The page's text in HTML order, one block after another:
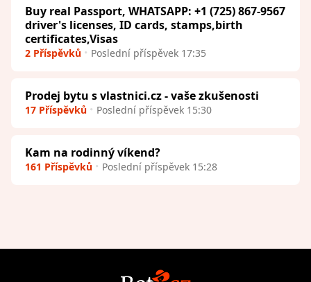
Buy real Passport, WHATSAPP: +1 (725) 867-9567
driver's licenses, ID cards, stamps,birth
certificates,Visas
2 Příspěvků Poslední příspěvek 17:35
Prodej bytu s vlastnici.cz - vaše zkušenosti
17 Příspěvků Poslední příspěvek 15:30
Kam na rodinný víkend?
161 Příspěvků Poslední příspěvek 15:28